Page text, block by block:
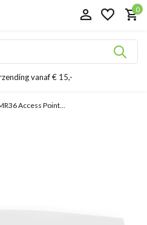
0
vanaf € 15,-
Access Point...